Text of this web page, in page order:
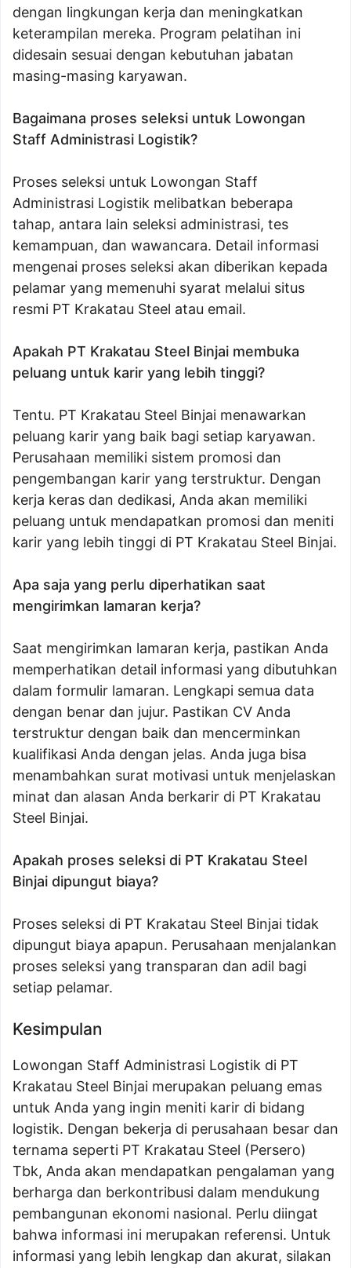
dengan lingkungan kerja dan meningkatkan
keterampilan mereka. Program pelatihan ini
didesain sesuai dengan kebutuhan jabatan
masing-masing karyawan.
Bagaimana proses seleksi untuk Lowongan
Staff Administrasi Logistik?
Proses seleksi untuk Lowongan Staff
Administrasi Logistik melibatkan beberapa
tahap, antara lain seleksi administrasi, tes
kemampuan, dan wawancara. Detail informasi
mengenai proses seleksi akan diberikan kepada
pelamar yang memenuhi syarat melalui situs
resmi PT Krakatau Steel atau email.
Apakah PT Krakatau Steel Binjai membuka
peluang untuk karir yang lebih tinggi?
Tentu. PT Krakatau Steel Binjai menawarkan
peluang karir yang baik bagi setiap karyawan.
Perusahaan memiliki sistem promosi dan
pengembangan karir yang terstruktur. Dengan
kerja keras dan dedikasi, Anda akan memiliki
peluang untuk mendapatkan promosi dan meniti
karir yang lebih tinggi di PT Krakatau Steel Binjai.
Apa saja yang perlu diperhatikan saat
mengirimkan lamaran kerja?
Saat mengirimkan lamaran kerja, pastikan Anda
memperhatikan detail informasi yang dibutuhkan
dalam formulir lamaran. Lengkapi semua data
dengan benar dan jujur. Pastikan CV Anda
terstruktur dengan baik dan mencerminkan
kualifikasi Anda dengan jelas. Anda juga bisa
menambahkan surat motivasi untuk menjelaskan
minat dan alasan Anda berkarir di PT Krakatau
Steel Binjai.
Apakah proses seleksi di PT Krakatau Steel
Binjai dipungut biaya?
Proses seleksi di PT Krakatau Steel Binjai tidak
dipungut biaya apapun. Perusahaan menjalankan
proses seleksi yang transparan dan adil bagi
setiap pelamar.
Kesimpulan
Lowongan Staff Administrasi Logistik di PT
Krakatau Steel Binjai merupakan peluang emas
untuk Anda yang ingin meniti karir di bidang
logistik. Dengan bekerja di perusahaan besar dan
ternama seperti PT Krakatau Steel (Persero)
Tbk, Anda akan mendapatkan pengalaman yang
berharga dan berkontribusi dalam mendukung
pembangunan ekonomi nasional. Perlu diingat
bahwa informasi ini merupakan referensi. Untuk
informasi yang lebih lengkap dan akurat, silakan